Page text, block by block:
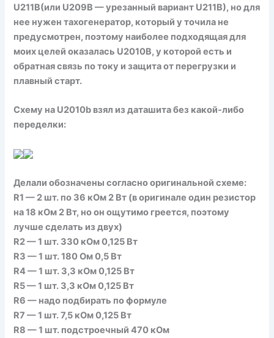
U211B(или U209B — урезанный вариант U211B), но для
нее нужен тахогенератор, который у точила не
предусмотрен, поэтому наиболее подходящая для
моих целей оказалась U2010B, у которой есть и
обратная связь по току и защита от перегрузки и
плавный старт.
Схему на U2010b взял из даташита без какой-либо
переделки:
Делали обозначены согласно оригинальной схеме:
R1 — 2 шт. по 36 кОм 2 Вт (в оригинале один резистор
на 18 кОм 2 Вт, но он ощутимо греется, поэтому
лучше сделать из двух)
R2 — 1 шт. 330 кОм 0,125 Вт
R3 — 1 шт. 180 Ом 0,5 Вт
R4 — 1 шт. 3,3 кОм 0,125 Вт
R5 — 1 шт. 3,3 кОм 0,125 Вт
R6 — надо подбирать по формуле
R7 — 1 шт. 7,5 кОм 0,125 Вт
R8 — 1 шт. подстроечный 470 кОм